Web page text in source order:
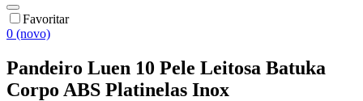
Favoritar
0 (novo)
Pandeiro Luen 10 Pele Leitosa Batuka
Corpo ABS Platinelas Inox